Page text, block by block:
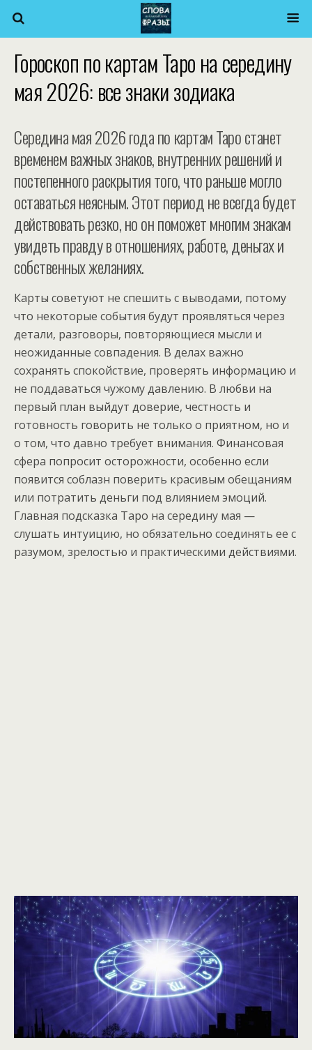
Гороскоп по картам Таро на середину
мая 2026: все знаки зодиака
Середина мая 2026 года по картам Таро станет
временем важных знаков, внутренних решений и
постепенного раскрытия того, что раньше могло
оставаться неясным. Этот период не всегда будет
действовать резко, но он поможет многим знакам
увидеть правду в отношениях, работе, деньгах и
собственных желаниях.
Карты советуют не спешить с выводами, потому
что некоторые события будут проявляться через
детали, разговоры, повторяющиеся мысли и
неожиданные совпадения. В делах важно
сохранять спокойствие, проверять информацию и
не поддаваться чужому давлению. В любви на
первый план выйдут доверие, честность и
готовность говорить не только о приятном, но и
о том, что давно требует внимания. Финансовая
сфера попросит осторожности, особенно если
появится соблазн поверить красивым обещаниям
или потратить деньги под влиянием эмоций.
Главная подсказка Таро на середину мая —
слушать интуицию, но обязательно соединять ее с
разумом, зрелостью и практическими действиями.